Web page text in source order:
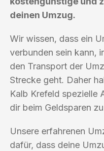
deinen Umzug.
Wir wissen, dass ein
verbunden sein kann,
den Transport der
Strecke geht. Daher
Kalb Krefeld spezielle
dir beim Geldsparen
Unsere erfahrenen
dafür, dass deine